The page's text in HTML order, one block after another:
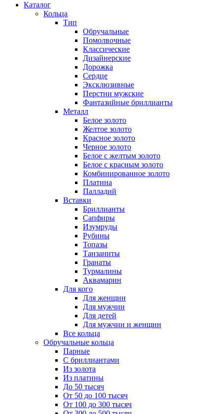
Каталог
Кольца
Тип
Обручальные
Помолвочные
Классические
Дизайнерские
Дорожка
Сердце
Эксклюзивные
Перстни мужские
Фантазийные бриллианты
Металл
Белое золото
Желтое золото
Красное золото
Черное золото
Белое с желтым золото
Белое с красным золото
Комбинированное золото
Платина
Палладий
Вставки
Бриллианты
Сапфиры
Изумруды
Рубины
Топазы
Танзаниты
Гранаты
Турмалины
Аквамарин
Для кого
Для женщин
Для мужчин
Для детей
Для мужчин и женщин
Все кольца
Обручальные кольца
Парные
С бриллиантами
Из золота
Из платины
До 50 тысяч
От 50 до 100 тысяч
От 100 до 300 тысяч